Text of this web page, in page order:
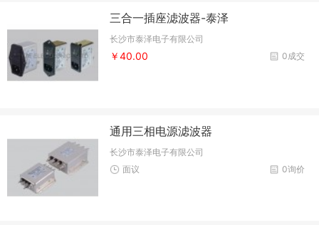
三合一插座滤波器-泰泽
长沙市泰泽电子有限公司
0成交
￥40.00
通用三相电源滤波器
长沙市泰泽电子有限公司
0询价
面议